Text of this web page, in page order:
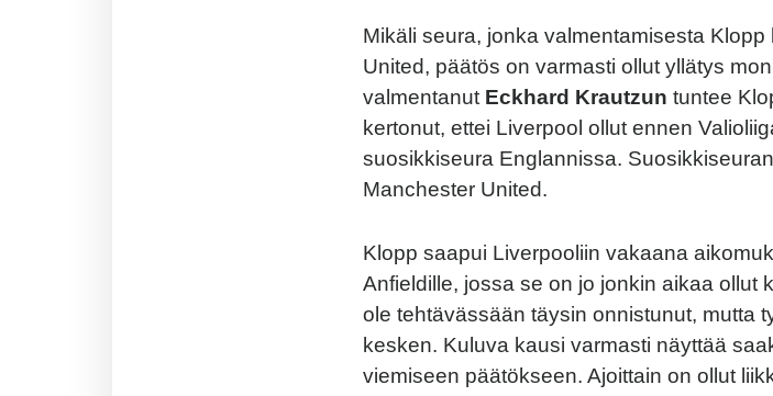
Mikäli seura, jonka valmentamisesta
United, päätös on varmasti ollut yllätys
valmentanut Eckhard Krautzun tuntee
kertonut, ettei Liverpool ollut ennen
suosikkiseura Englannissa.
Manchester United.
Klopp saapui Liverpooliin vakaana
Anfieldille, jossa se on jo jonkin aikaa ollut
ole tehtävässään täysin onnistunut, mutta
kesken. Kuluva kausi varmasti näyttää
viemiseen päätökseen. Ajoittain on ollut